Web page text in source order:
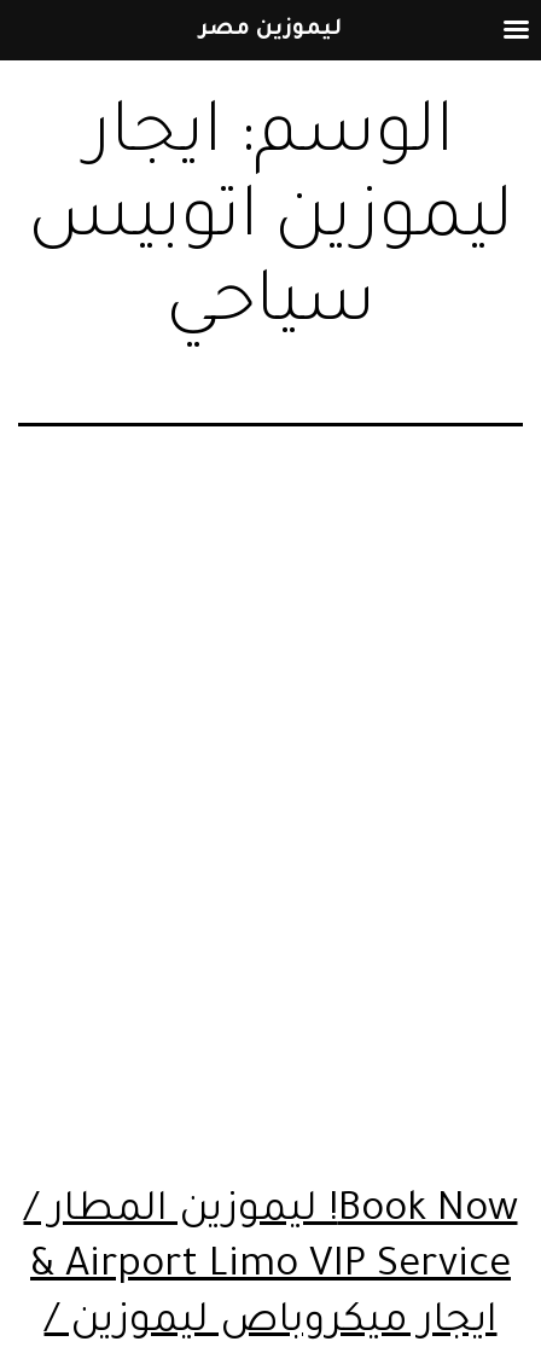
إلى
المحتوىالوسم: ايجار
ليموزين اتوبيس
سياحي
Book Now! ليموزين المطار /
Airport Limo VIP Service &
ايجار ميكروباص ليموزين /
ليموزين مصر